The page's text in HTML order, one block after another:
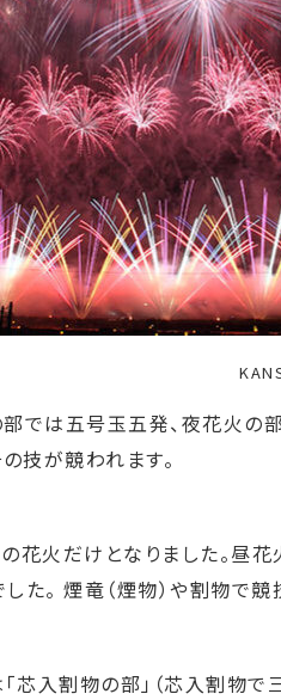
では五号玉五発、夜花火の
技が競われます。
花火だけとなりました。昼
。 煙竜（煙物）や割物で競
芯入割物の部」（芯入割物で